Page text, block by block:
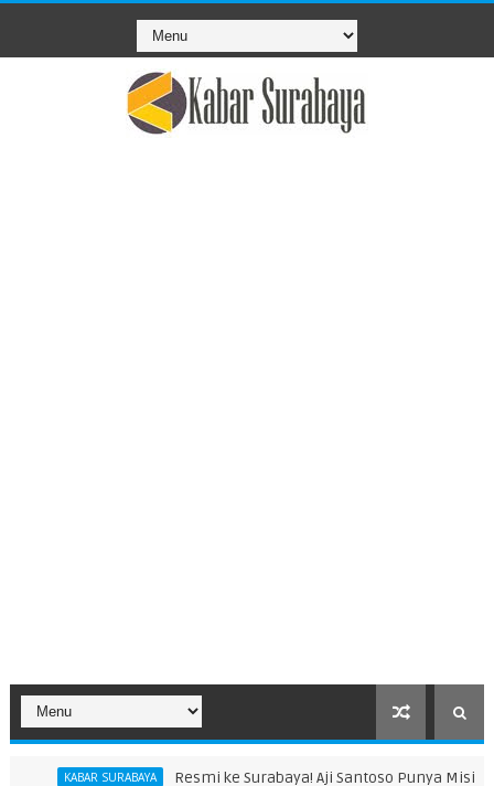
Resmi ke Surabaya! Aji Santoso Punya Misi Besar Bersama de